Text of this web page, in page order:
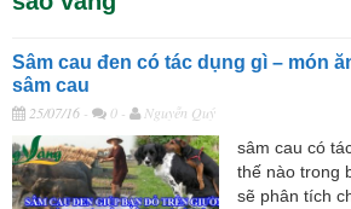
Sâm cau đen có tác dụng gì – món
sâm cau
25/07/16 - 0 -
Nguyễn Quý
sâm cau có
thế nào trong
sẽ phân tích